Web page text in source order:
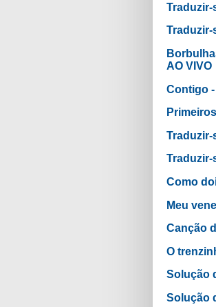
Traduzir-
Traduzir-
AO VIVO
Contigo -
Traduzir-
Traduzir-
Como
Meu
Canção
O
Solução
Solução